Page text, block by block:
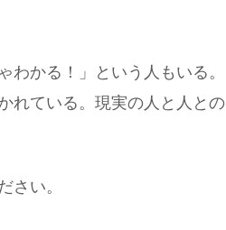
かる！」という人もいる。
れている。現実の人と人との
さい。